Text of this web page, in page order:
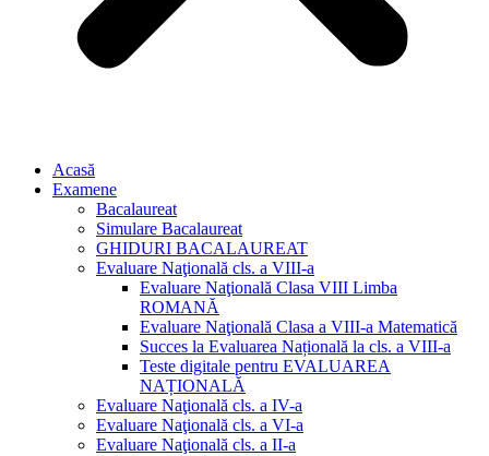
Acasă
Examene
Bacalaureat
Simulare Bacalaureat
GHIDURI BACALAUREAT
Evaluare Naţională cls. a VIII-a
Evaluare Naţională Clasa VIII Limba
ROMANĂ
Evaluare Naţională Clasa a VIII-a Matematică
Succes la Evaluarea Națională la cls. a VIII-a
Teste digitale pentru EVALUAREA
NAȚIONALĂ
Evaluare Naţională cls. a IV-a
Evaluare Naţională cls. a VI-a
Evaluare Naţională cls. a II-a